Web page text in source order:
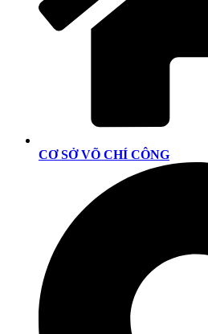
CƠ SỞ VÕ CHÍ CÔNG